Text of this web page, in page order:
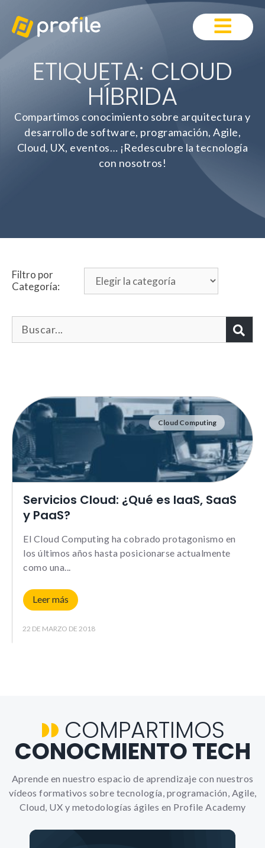
ETIQUETA: CLOUD
HÍBRIDA
Compartimos conocimiento sobre arquitectura y
desarrollo de software, programación, Agile,
Cloud, UX, eventos… ¡Redescubre la tecnología
con nosotros!
Filtro por
Categoría:
Cloud Computing
Servicios Cloud: ¿Qué es IaaS, SaaS
y PaaS?
El Cloud Computing ha cobrado protagonismo en
los últimos años hasta posicionarse actualmente
como una
Leer más
22 DE MARZO DE 2018
COMPARTIMOS
CONOCMIENTO TECH
Aprende en nuestro espacio de aprendizaje con nuestros
vídeos formativos sobre tecnología, programación, Agile,
Cloud, UX y metodologías ágiles en Profile Academy
Necesarias
Estas cookies no son
necesarias para que
correctamente.
_ga |
Le informamos de que puede
su navegador para bloquear o
sobre estas cookies, sin
_ga | _gid |
_gat_ |
_hjSessionUser
Experience